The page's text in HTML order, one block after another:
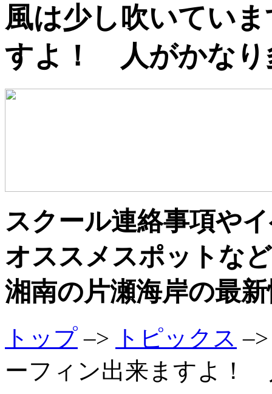
風は少し吹いてい
すよ！ 人がかなり
スクール連絡事項や
オススメスポットなど
湘南の片瀬海岸の最
トップ –> トピックス
ーフィン出来ますよ！